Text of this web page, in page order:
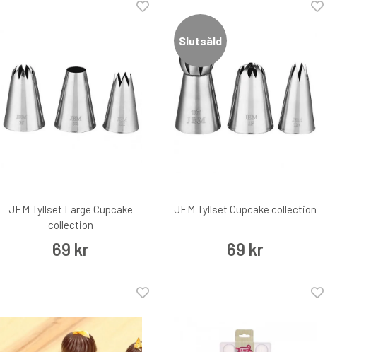
JEM Tyllset Large Cupcake
collection
69 kr
Slutsåld
JEM Tyllset Cupcake collection
69 kr